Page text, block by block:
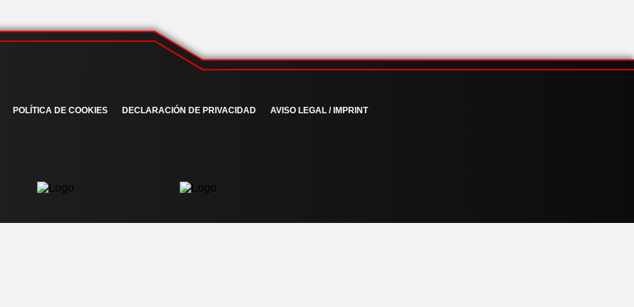
POLÍTICA DE COOKIES DECLARACIÓN DE PRIVACIDAD AVISO LEGAL / IMPRINT